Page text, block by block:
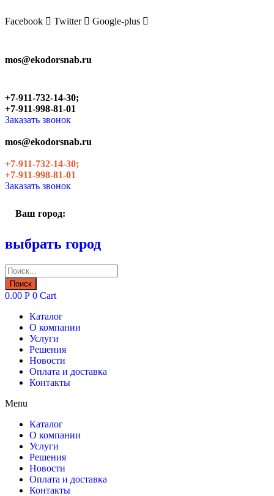
to
Facebook Twitter Google-plus
mos@ekodorsnab.ru
+7-911-732-14-30;
+7-911-998-81-01
Заказать звонок
mos@ekodorsnab.ru
+7-911-732-14-30;
+7-911-998-81-01
Заказать звонок
Ваш город:
выбрать город
Поиск
товаров
Поиск
0.00 Р 0 Cart
Каталог
О компании
Услуги
Решения
Новости
Оплата и доставка
Контакты
Menu
Каталог
О компании
Услуги
Решения
Новости
Оплата и доставка
Контакты